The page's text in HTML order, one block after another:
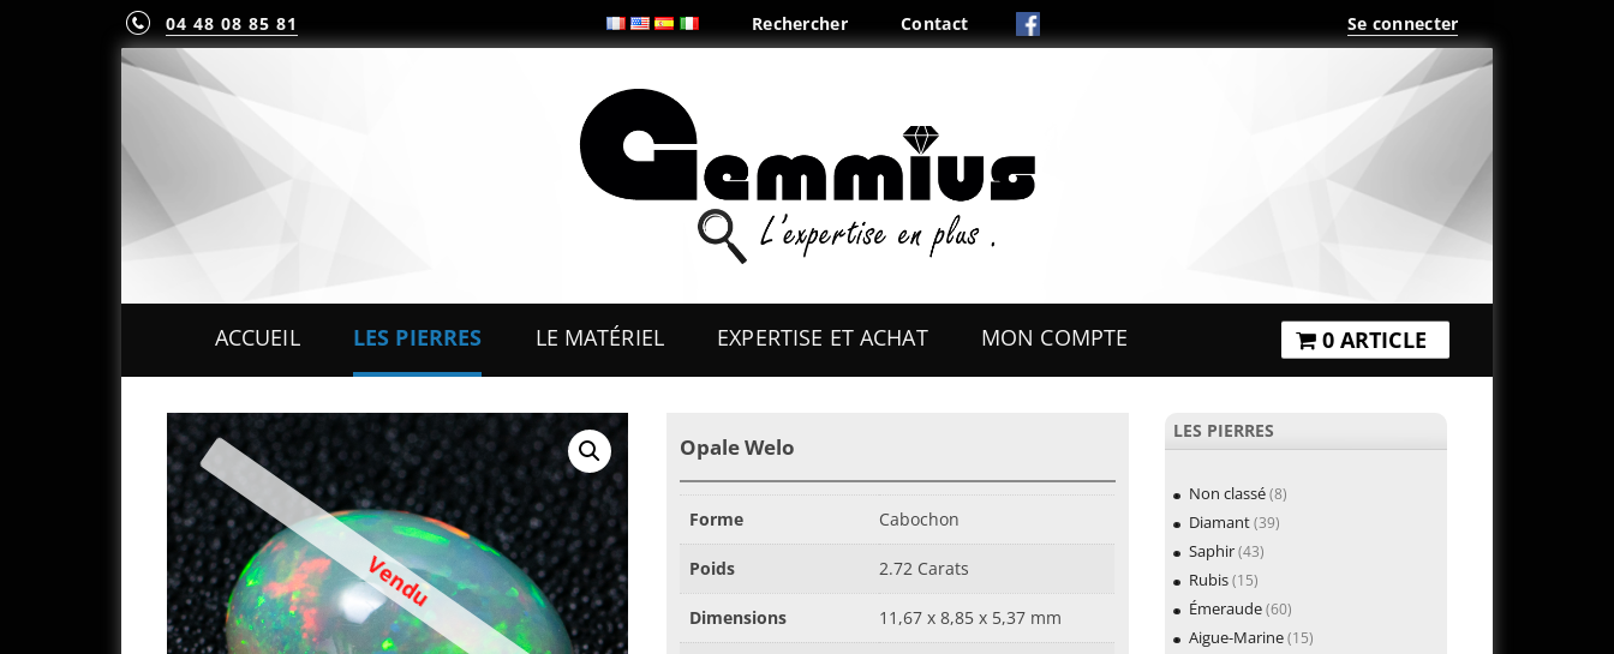
04 48 08 85 81 Rechercher Contact Se connecter
au
contenu
ACCUEIL LES PIERRES
PIERRES FINES
MINÉRAUX & CRISTAUX
LE MATÉRIEL
COFFRETS & PRÉSENTOIRS
BOITES & PLIS
EXPERTISE ET ACHAT MON COMPTE 0 ARTICLE
Vendu
Opale Welo
Forme Cabochon
Poids 2.72 Carats
Dimensions 11,67 x 8,85 x 5,37 mm
LES PIERRES
Non classé(8)
Diamant(39)
Saphir(43)
Rubis(15)
Émeraude(60)
Aigue-Marine(15)